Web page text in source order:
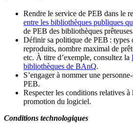
Rendre le service de PEB dans le
entre les bibliothèques publiques
de PEB des bibliothèques
Définir sa politique de PEB : types
reproduits, nombre maximal de
etc. À titre d’exemple, consultez la
bibliothèques de BAnQ.
S’engager à nommer une
PEB.
Respecter les conditions relatives à l
promotion du logiciel.
Conditions technologiques